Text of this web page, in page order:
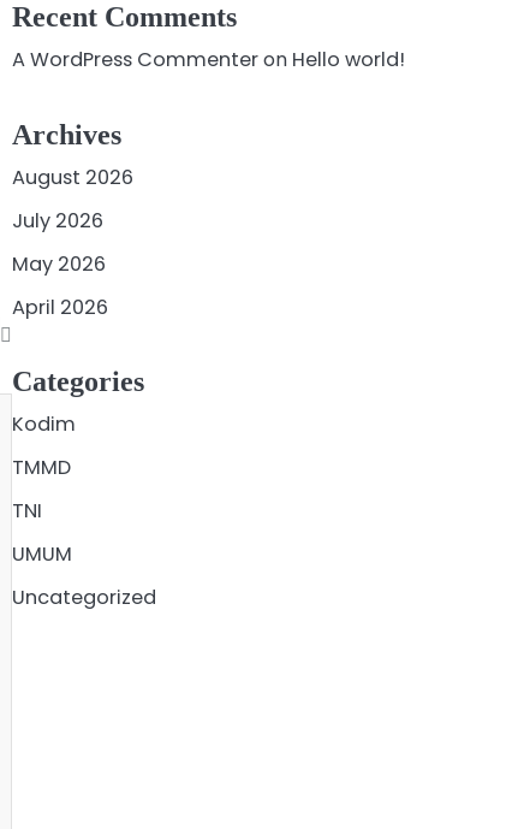
Recent Comments
A WordPress Commenteron Hello world!
Archives
August 2026
July 2026
May 2026
April 2026
Categories
Kodim
TMMD
TNI
UMUM
Uncategorized